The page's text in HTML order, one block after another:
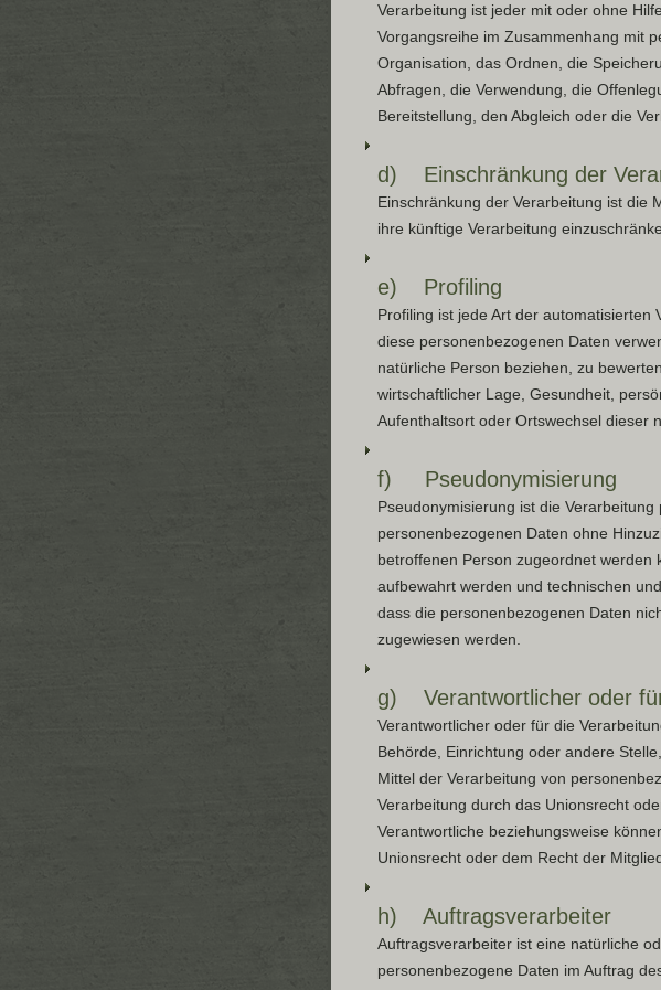
Verarbeitung ist jeder mit oder ohne
Vorgangsreihe im Zusammenhang mit
Organisation, das Ordnen, die
Abfragen, die Verwendung, die
Bereitstellung, den Abgleich oder die
d) Einschränkung der
Einschränkung der Verarbeitung ist die
ihre künftige Verarbeitung
e) Profiling
Profiling ist jede Art der
diese personenbezogenen Daten
natürliche Person beziehen, zu
wirtschaftlicher Lage, Gesundheit,
Aufenthaltsort oder Ortswechsel dieser
f) Pseudonymisierung
Pseudonymisierung ist die
personenbezogenen Daten ohne
betroffenen Person zugeordnet
aufbewahrt werden und technischen
dass die personenbezogenen Daten
zugewiesen werden.
g) Verantwortlicher oder
Verantwortlicher oder für die
Behörde, Einrichtung oder andere
Mittel der Verarbeitung von
Verarbeitung durch das Unionsrecht
Verantwortliche beziehungsweise
Unionsrecht oder dem Recht der
h) Auftragsverarbeiter
Auftragsverarbeiter ist eine natürliche
personenbezogene Daten im Auftrag